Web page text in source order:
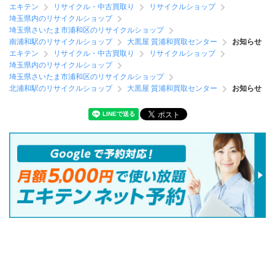
エキテン
リサイクル・中古買取り
リサイクルショップ
埼玉県内のリサイクルショップ
埼玉県さいたま市浦和区のリサイクルショップ
南浦和駅のリサイクルショップ
大黒屋 質浦和買取センター
お知らせ
エキテン
リサイクル・中古買取り
リサイクルショップ
埼玉県内のリサイクルショップ
埼玉県さいたま市浦和区のリサイクルショップ
北浦和駅のリサイクルショップ
大黒屋 質浦和買取センター お知らせ